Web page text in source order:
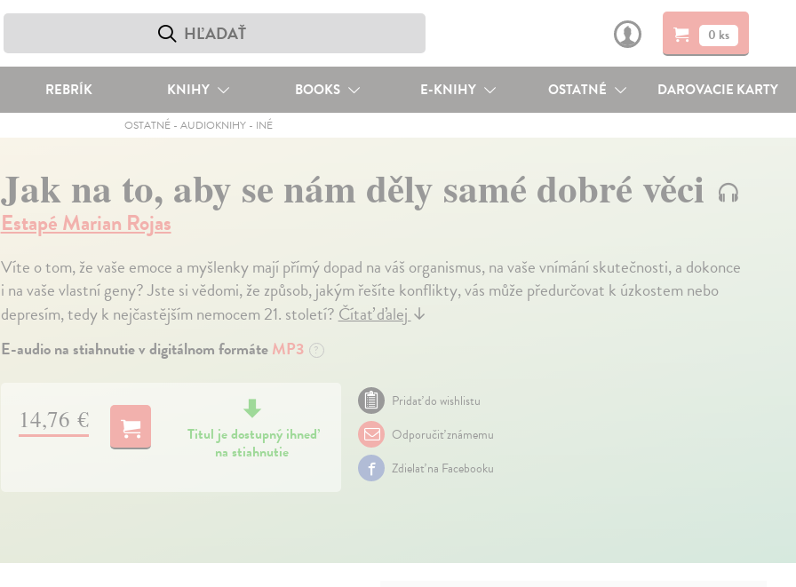
0 ks
REBRÍK KNIHY BOOKS E-KNIHY OSTATNÉ DAROVACIE KARTY
OSTATNÉ -AUDIOKNIHY - INÉ
Jak na to, aby se nám děly samé dobré věci
Estapé Marian Rojas
Víte o tom, že vaše emoce a myšlenky mají přímý dopad na váš organismus, na vaše vnímání skutečnosti, a dokonce
i na vaše vlastní geny? Jste si vědomi, že způsob, jakým řešíte konflikty, vás může předurčovat k úzkostem nebo
depresím, tedy k nejčastějším nemocem 21. století?Čítať ďalej↓
E-audio na stiahnutie v digitálnom formáteMP3 ?
14,76 €
Titul je dostupný ihneď
na stiahnutie
Pridať do wishlistu
Odporučiť známemu
Zdielať na Facebooku